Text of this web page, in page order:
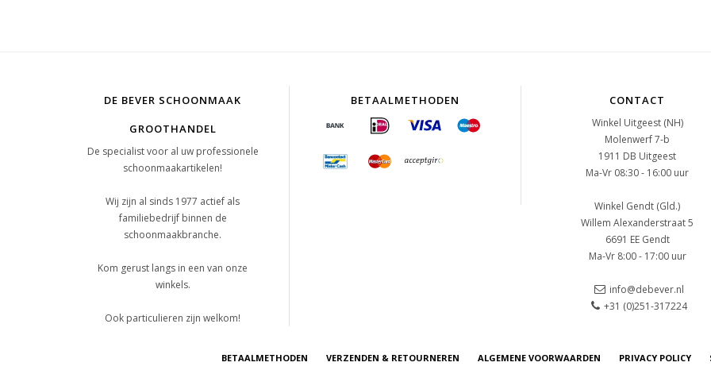
DE BEVER SCHOONMAAK
GROOTHANDEL
De specialist voor al uw professionele
schoonmaakartikelen!
Wij zijn al sinds 1977 actief als
familiebedrijf binnen de
schoonmaakbranche.
Kom gerust langs in een van onze
winkels.
Ook particulieren zijn welkom!
BETAALMETHODEN CONTACT
Winkel Uitgeest (NH)
Molenwerf 7-b
1911 DB Uitgeest
Ma-Vr 08:30 - 16:00 uur
Winkel Gendt (Gld.)
Willem Alexanderstraat 5
6691 EE Gendt
Ma-Vr 8:00 - 17:00 uur
info@debever.nl
+31 (0)251-317224
BETAALMETHODEN VERZENDEN & RETOURNEREN ALGEMENE VOORWAARDEN PRIVACY POLICY